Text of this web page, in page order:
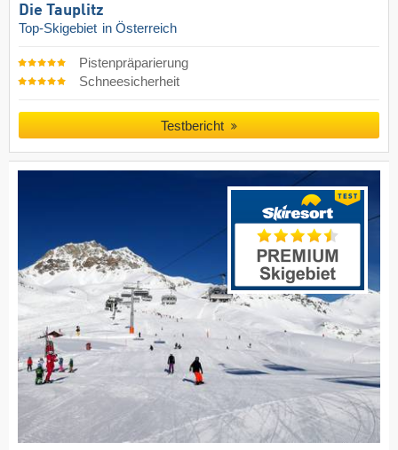
Die Tauplitz
Top-Skigebiet in Österreich
Pistenpräparierung
Schneesicherheit
Testbericht